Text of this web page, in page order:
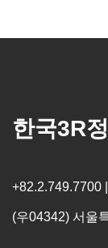
한국3R
+82.2.749.7700
(우04342) 서울